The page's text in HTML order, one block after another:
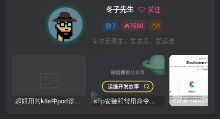
冬子先生 关注
7 7590 1
专注云原生，爱生活，爱运维
超好用的k8s中pod诊断工具：kubectl-debug sftp安装和常用命令（linux）